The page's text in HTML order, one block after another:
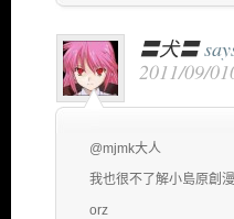
〓犬〓
2011/09/
@mjmk大人
我也很不了解小島原創
orz